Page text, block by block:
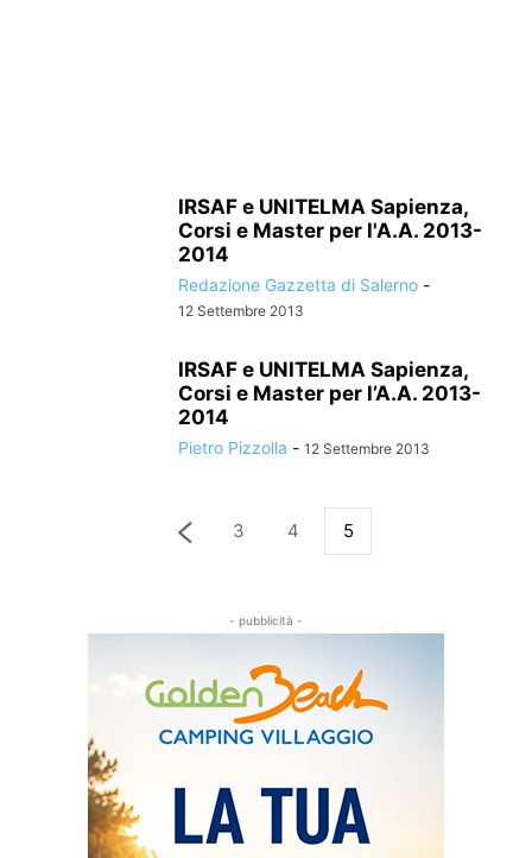
IRSAF e UNITELMA Sapienza,
Corsi e Master per l'A.A. 2013-
2014
Redazione Gazzetta di Salerno -
12 Settembre 2013
IRSAF e UNITELMA Sapienza,
Corsi e Master per l’A.A. 2013-
2014
Pietro Pizzolla - 12 Settembre 2013
3 4 5
- pubblicità -